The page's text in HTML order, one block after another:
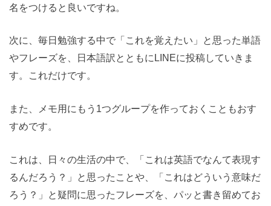
名をつけると良いですね。
次に、毎日勉強する中で「これを覚えたい」と思った単語
やフレーズを、日本語訳とともにLINEに投稿していきま
す。これだけです。
また、メモ用にもう1つグループを作っておくこともおす
すめです。
これは、日々の生活の中で、「これは英語でなんて表現す
るんだろう？」と思ったことや、「これはどういう意味だ
ろう？」と疑問に思ったフレーズを、パッと書き留めてお